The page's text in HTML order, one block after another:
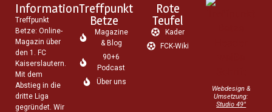
Information
Treffpunkt
Betze: Online-
Magazin über
den 1. FC
Kaiserslautern.
Mit dem
Abstieg in die
dritte Liga
gegründet. Wir
Treffpunkt
Betze
Magazine
& Blog
90+6
Podcast
Über uns
Rote
Teufel
Kader
FCK-Wiki
Webdesign &
Umsetzung:
Studio 49°